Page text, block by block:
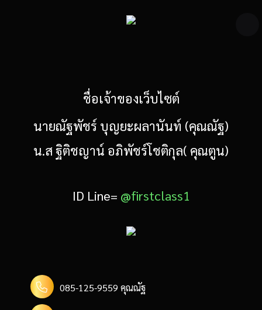
ชื่อเจ้าของเว็บไซต์
นายณัฐพัชร์ บุญยะผลานันท์ (คุณณัฐ)
น.ส ฐิติชญาน์ อภิพัชร์โชติกุล( คุณตูน)
ID Line= @firstclass1
085-125-9559 คุณณัฐ